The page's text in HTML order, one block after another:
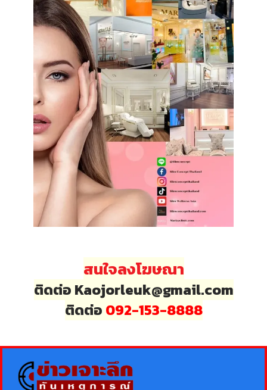
สนใจลงโฆษณา
ติดต่อ Kaojorleuk@gmail.com
ติดต่อ 092-153-8888